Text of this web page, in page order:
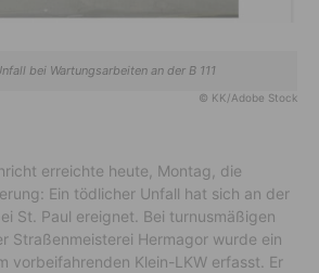
bei Wartungsarbeiten an der B 111
© KK/Adobe Stock
erreichte heute, Montag, die
Ein tödlicher Unfall hat sich an der
St. Paul ereignet. Bei turnusmäßigen
Straßenmeisterei Hermagor wurde ein
vorbeifahrenden Klein-LKW erfasst. Er